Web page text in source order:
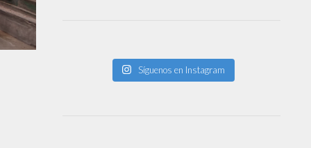
Síguenos en Instagram